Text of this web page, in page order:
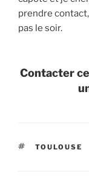
prendre
pas le soir.
Contacter
ÉTIQUETTES
TOULOUSE